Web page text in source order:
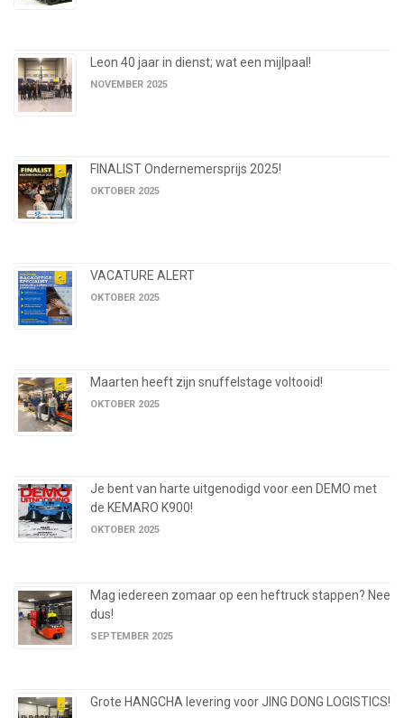
Leon 40 jaar in dienst; wat een mijlpaal!
NOVEMBER 2025
FINALIST Ondernemersprijs 2025!
OKTOBER 2025
VACATURE ALERT
OKTOBER 2025
Maarten heeft zijn snuffelstage voltooid!
OKTOBER 2025
Je bent van harte uitgenodigd voor een DEMO met
de KEMARO K900!
OKTOBER 2025
Mag iedereen zomaar op een heftruck stappen? Nee
dus!
SEPTEMBER 2025
Grote HANGCHA levering voor JING DONG LOGISTICS!